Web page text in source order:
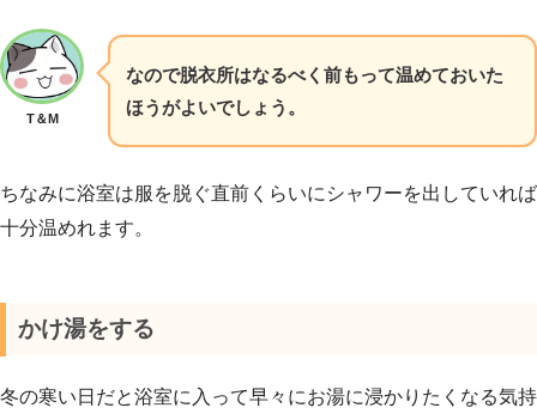
T＆M
なので脱衣所はなるべく前もって温めておいた
ほうがよいでしょう。
ちなみに浴室は服を脱ぐ直前くらいにシャワーを出していれば
十分温めれます。
かけ湯をする
冬の寒い日だと浴室に入って早々にお湯に浸かりたくなる気持